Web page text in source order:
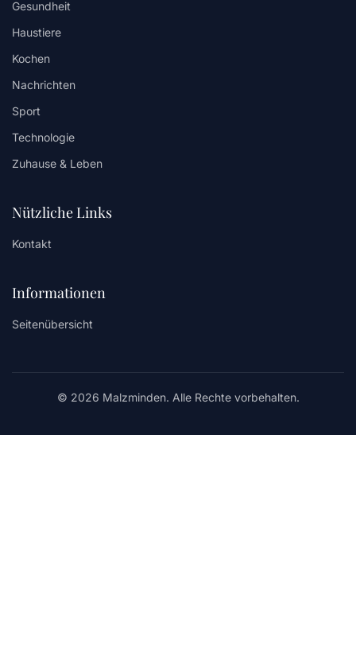
Gesundheit
Haustiere
Kochen
Nachrichten
Sport
Technologie
Zuhause & Leben
Nützliche Links
Kontakt
Informationen
Seitenübersicht
© 2026 Malzminden. Alle Rechte vorbehalten.